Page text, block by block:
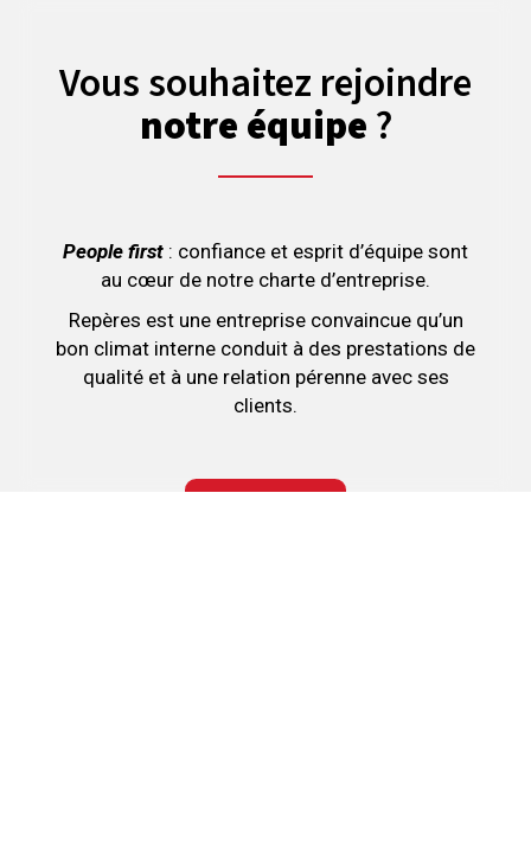
Vous souhaitez rejoindre
notre équipe ?
People first : confiance et esprit d’équipe sont
au cœur de notre charte d’entreprise.
Repères est une entreprise convaincue qu’un
bon climat interne conduit à des prestations de
qualité et à une relation pérenne avec ses
clients.